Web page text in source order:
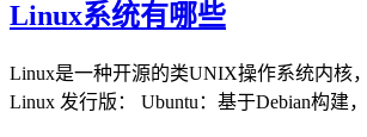
Linux系统有哪些
Linux是一种开源的类UNIX操作系统内核
Linux 发行版： Ubuntu：基于Debian构